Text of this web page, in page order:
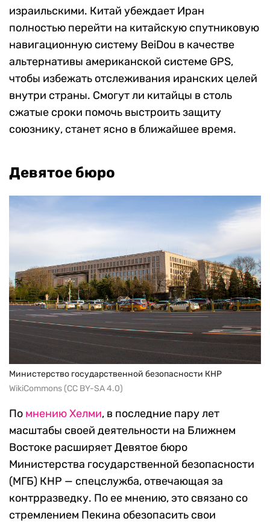
израильскими. Китай убеждает Иран
полностью перейти на китайскую спутниковую
навигационную систему BeiDou в качестве
альтернативы американской системе GPS,
чтобы избежать отслеживания иранских целей
внутри страны. Смогут ли китайцы в столь
сжатые сроки помочь выстроить защиту
союзнику, станет ясно в ближайшее время.
Девятое бюро
Министерство государственной безопасности КНР
WikiCommons (CC BY-SA 4.0)
По мнению Хелми, в последние пару лет
масштабы своей деятельности на Ближнем
Востоке расширяет Девятое бюро
Министерства государственной безопасности
(МГБ) КНР — спецслужба, отвечающая за
контрразведку. По ее мнению, это связано со
стремлением Пекина обезопасить свои